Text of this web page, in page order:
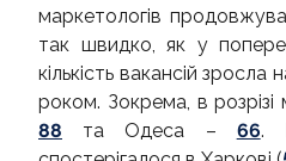
маркетологів
так швидко, як у
кількість вакансій
роком. Зокрема, в розрізі
88 та Одеса – 66.